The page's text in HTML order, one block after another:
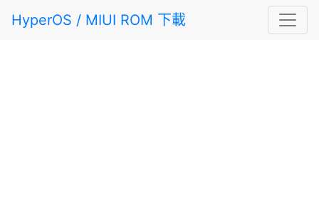
HyperOS / MIUI ROM 下載